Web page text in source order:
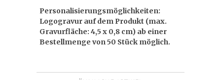
Personalisierungsmöglichkeiten:
Logogravur auf dem Produkt (max.
Gravurfläche: 4,5 x 0,8 cm) ab einer
Bestellmenge von 50 Stück möglich.